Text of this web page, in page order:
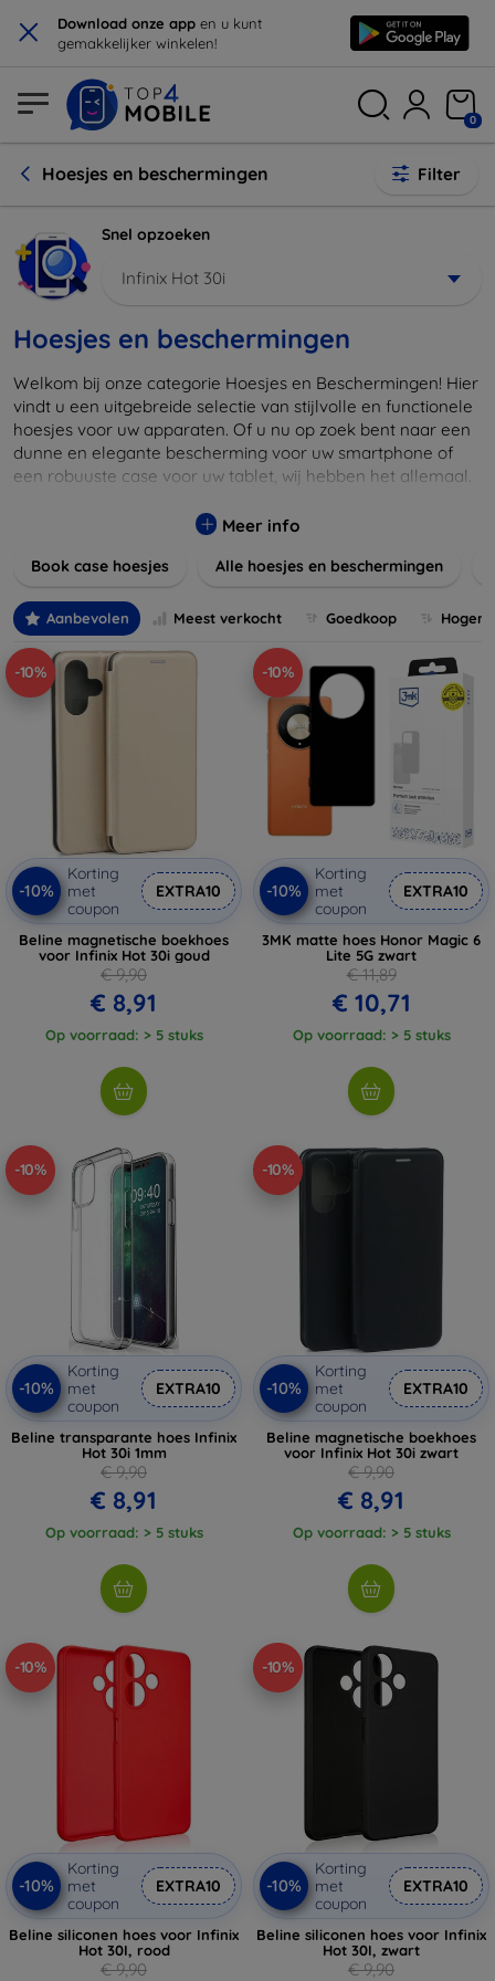
× Download onze app en u kunt
gemakkelijker winkelen!
0
Hoesjes en beschermingen Filter
Snel opzoeken
Infinix Hot 30i
Hoesjes en beschermingen
Welkom bij onze categorie Hoesjes en Beschermingen! Hier
vindt u een uitgebreide selectie van stijlvolle en functionele
hoesjes voor uw apparaten. Of u nu op zoek bent naar een
dunne en elegante bescherming voor uw smartphone of
een robuuste case voor uw tablet, wij hebben het allemaal.
beschermen tegen krassen, vallen en dagelijkse slijtage,
kunststof tot luxe leer, en kies de perfecte match voor uw
stijl. Vergeet niet om ook naar onze schermbeschermers en
andere accessoires te kijken voor een complete
bescherming van uw apparaten. Shop nu en geef uw
apparaat de bescherming die het verdient!
Meer info
Book case hoesjes Alle hoesjes en beschermingen
Aanbevolen Meest verkocht Goedkoop
-10%
-10%
Korting
met
coupon
EXTRA10
Beline magnetische boekhoes
voor Infinix Hot 30i goud
€ 9,90
€ 8,91
Op voorraad: > 5 stuks
-10%
-10%
Korting
met
coupon
EXTRA10
3MK matte hoes Honor Magic 6
Lite 5G zwart
€ 11,89
€ 10,71
Op voorraad: > 5 stuks
-10%
-10%
Korting
met
coupon
EXTRA10
Beline transparante hoes Infinix
Hot 30i 1mm
€ 9,90
€ 8,91
Op voorraad: > 5 stuks
-10%
-10%
Korting
met
coupon
EXTRA10
Beline magnetische boekhoes
voor Infinix Hot 30i zwart
€ 9,90
€ 8,91
Op voorraad: > 5 stuks
-10%
-10%
Korting
met
coupon
EXTRA10
Beline siliconen hoes voor Infinix
Hot 30I, rood
€ 9,90
-10%
-10%
Korting
met
coupon
EXTRA10
Beline siliconen hoes voor Infinix
Hot 30I, zwart
€ 9,90